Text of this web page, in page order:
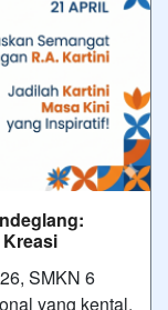
SMKN 6
yang kental.